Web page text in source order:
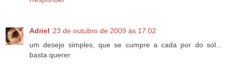
Adriel 23 de outubro de 2009 às 17:02
um desejo simples, que se cumpre a cada por do sol...
basta querer